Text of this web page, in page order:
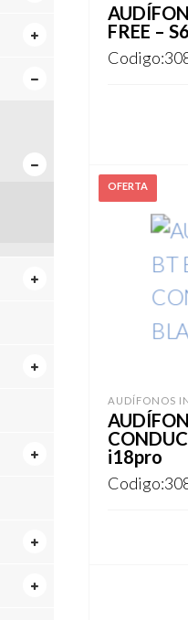
FREE –
AUDÍFONOS
i18pro